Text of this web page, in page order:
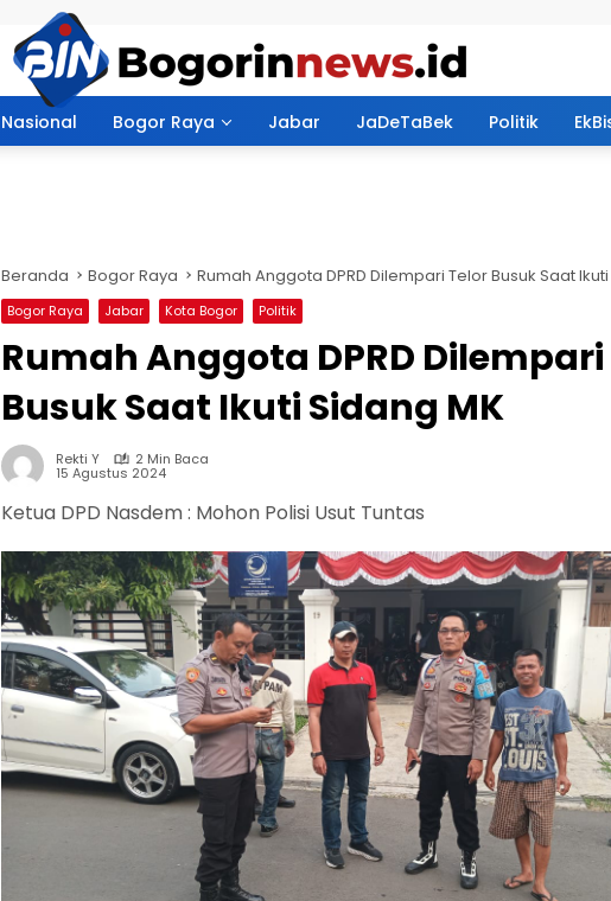
Nasional Bogor Raya Jabar JaDeTaBek Politik
Beranda Bogor Raya Rumah Anggota DPRD Dilempari Telor Busuk Saat
Bogor Raya Jabar Kota Bogor Politik
Rumah Anggota DPRD
Busuk Saat Ikuti Sidang MK
Rekti Y 2 Min Baca
15 Agustus 2024
Ketua DPD Nasdem : Mohon Polisi Usut Tuntas